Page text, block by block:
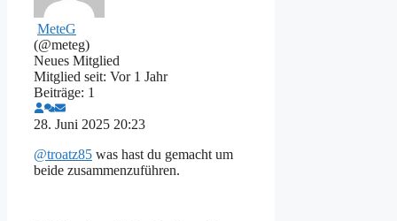
MeteG
(@meteg)
Neues Mitglied
Mitglied seit: Vor 1 Jahr
Beiträge: 1
28. Juni 2025 20:23
@troatz85 was hast du gemacht um
beide zusammenzuführen.